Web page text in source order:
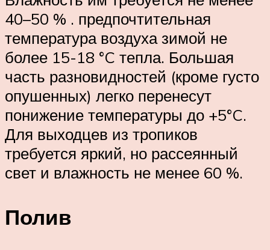
40–50 % . предпочтительная
температура воздуха зимой не
более 15-18 °C тепла. Большая
часть разновидностей (кроме густо
опушенных) легко перенесут
понижение температуры до +5°C.
Для выходцев из тропиков
требуется яркий, но рассеянный
свет и влажность не менее 60 %.
Полив